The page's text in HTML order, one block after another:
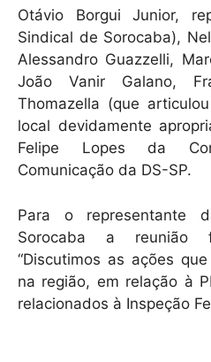
Otávio Borgui Junior,
Sindical de Sorocaba),
Alessandro Guazzelli,
João Vanir Galano,
Thomazella (que
local devidamente
Felipe Lopes da
Comunicação da DS-SP.
Para o representante
Sorocaba a reunião
“Discutimos as ações
na região, em relação à
relacionados à Inspeção